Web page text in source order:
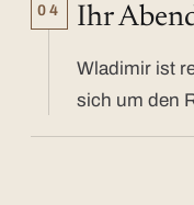
04 Ihr
Wladimir ist
sich um den